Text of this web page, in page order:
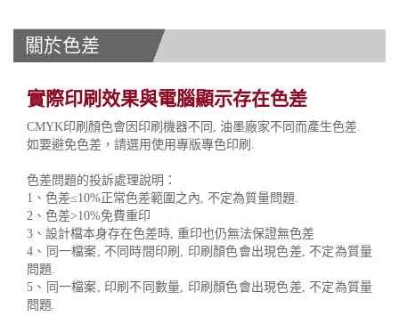
關於色差
實際印刷效果與電腦顯示存在色差
CMYK印刷顏色會因印刷機器不同, 油墨廠家不同而產生色差.
如要避免色差，請選用使用專版專色印刷.
色差問題的投訴處理說明：
1、色差≤10%正常色差範圍之內, 不定為質量問題.
2、色差>10%免費重印
3、設計檔本身存在色差時, 重印也仍無法保證無色差
4、同一檔案, 不同時間印刷, 印刷顏色會出現色差, 不定為質量
問題.
5、同一檔案, 印刷不同數量, 印刷顏色會出現色差, 不定為質量
問題.